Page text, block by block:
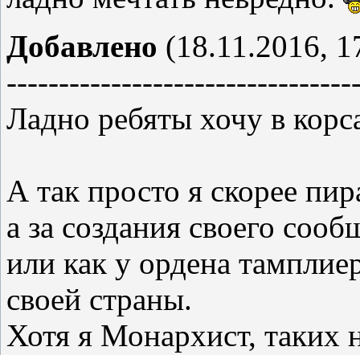
Добавлено (18.11.2016,
Ладно ребяты хочу в
А так просто я скорее
а за создания своего
или как у ордена
своей страны.
Хотя я Монархист, таких